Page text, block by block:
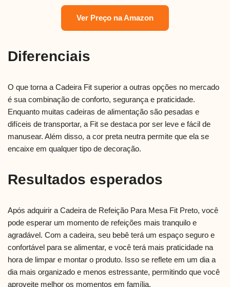
Ver Preço na Amazon
Diferenciais
O que torna a Cadeira Fit superior a outras opções no mercado
é sua combinação de conforto, segurança e praticidade.
Enquanto muitas cadeiras de alimentação são pesadas e
difíceis de transportar, a Fit se destaca por ser leve e fácil de
manusear. Além disso, a cor preta neutra permite que ela se
encaixe em qualquer tipo de decoração.
Resultados esperados
Após adquirir a Cadeira de Refeição Para Mesa Fit Preto, você
pode esperar um momento de refeições mais tranquilo e
agradável. Com a cadeira, seu bebê terá um espaço seguro e
confortável para se alimentar, e você terá mais praticidade na
hora de limpar e montar o produto. Isso se reflete em um dia a
dia mais organizado e menos estressante, permitindo que você
aproveite melhor os momentos em família.